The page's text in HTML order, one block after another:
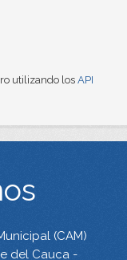
utilizando los API
(CAM)
del Cauca -